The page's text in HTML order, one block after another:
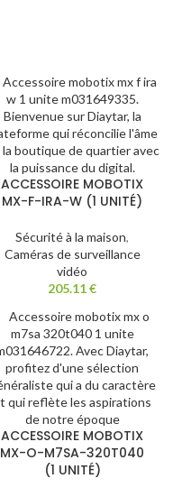
ACCESSOIRE MOBOTIX
MX-F-IRA-W (1 UNITÉ)
Sécurité à la maison,
Caméras de surveillance
vidéo
205.11€
ACCESSOIRE MOBOTIX
MX-O-M7SA-320T040
(1 UNITÉ)